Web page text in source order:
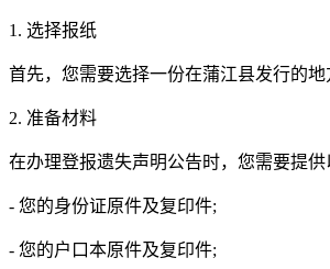
1. 选择报纸
首先，您需要选择一份在蒲江县发行的
2. 准备材料
在办理登报遗失声明公告时，您需要提供
- 您的身份证原件及复印件;
- 您的户口本原件及复印件;